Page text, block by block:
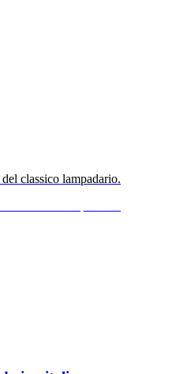
classico lampadario.